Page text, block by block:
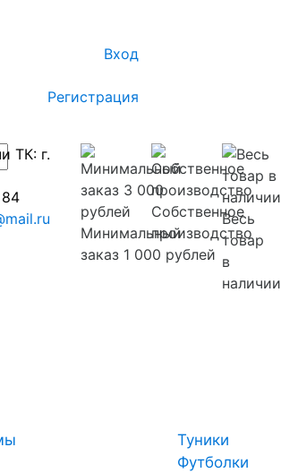
Вход
Регистрация
ТК: г.
Минимальный
заказ 1 000 рублей
Собственное
производство
Весь
товар
в
наличии
Туники
Футболки